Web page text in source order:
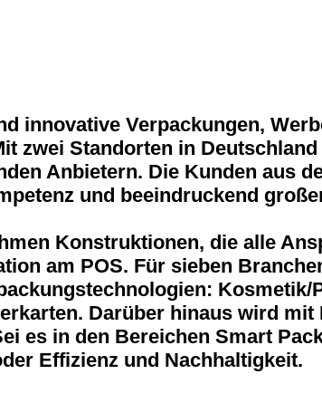
innovative Verpackungen,
zwei Standorten in
Anbietern. Die Kunden aus
und beeindruckend
Konstruktionen, die alle
am POS. Für sieben
Kosmetik/
Darüber hinaus wird
es in den Bereichen Smart
Effizienz und Nachhaltigkeit.